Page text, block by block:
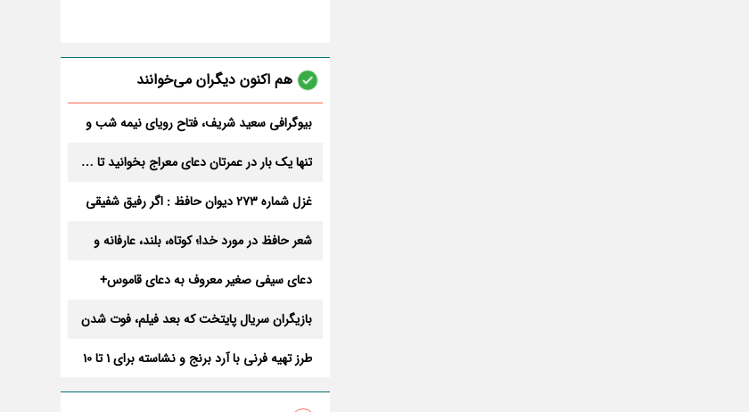
هم اکنون دیگران می‌خوانند
بیوگرافی سعید شریف، فتاح رویای نیمه شب و
تنها یک بار در عمرتان دعای معراج بخوانید تا …
غزل شماره 273 دیوان حافظ : اگر رفیق شفیقی
شعر حافظ در مورد خدا؛ کوتاه، بلند، عارفانه و
دعای سیفی صغیر معروف به دعای قاموس+
بازیگران سریال پایتخت که بعد فیلم، فوت شدن
طرز تهیه فرنی با آرد برنج و نشاسته برای 1 تا 10
مشکل همراه بانک مسکن رو بگو، راه حلشو بگم